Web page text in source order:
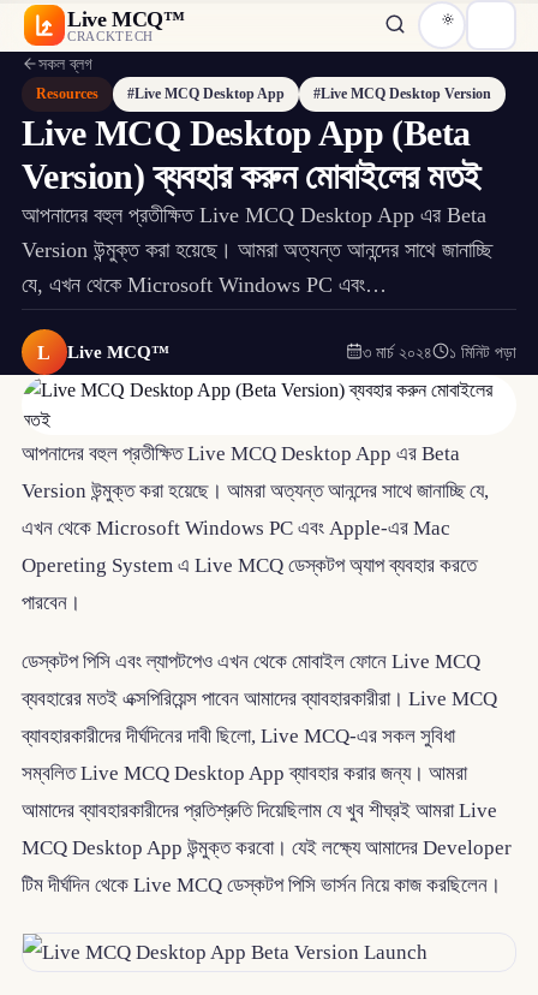
Live MCQ™
CRACKTECH
সকল ব্লগ
Resources #Live MCQ Desktop App #Live MCQ Desktop Version
Live MCQ Desktop App (Beta
Version) ব্যবহার করুন মোবাইলের মতই
আপনাদের বহুল প্রতীক্ষিত Live MCQ Desktop App এর Beta
Version উন্মুক্ত করা হয়েছে। আমরা অত্যন্ত আনন্দের সাথে জানাচ্ছি
যে, এখন থেকে Microsoft Windows PC এবং…
L Live MCQ™ ৩ মার্চ ২০২৪ ১ মিনিট পড়া
আপনাদের বহুল প্রতীক্ষিত Live MCQ Desktop App এর Beta
Version উন্মুক্ত করা হয়েছে। আমরা অত্যন্ত আনন্দের সাথে জানাচ্ছি যে,
এখন থেকে Microsoft Windows PC এবং Apple-এর Mac
Opereting System এ Live MCQ ডেস্কটপ অ্যাপ ব্যবহার করতে
পারবেন।
ডেস্কটপ পিসি এবং ল্যাপটপেও এখন থেকে মোবাইল ফোনে Live MCQ
ব্যবহারের মতই এক্সপিরিয়েন্স পাবেন আমাদের ব্যাবহারকারীরা। Live MCQ
ব্যাবহারকারীদের দীর্ঘদিনের দাবী ছিলো, Live MCQ-এর সকল সুবিধা
সম্বলিত Live MCQ Desktop App ব্যাবহার করার জন্য। আমরা
আমাদের ব্যাবহারকারীদের প্রতিশ্রুতি দিয়েছিলাম যে খুব শীঘ্রই আমরা Live
MCQ Desktop App উন্মুক্ত করবো। যেই লক্ষ্যে আমাদের Developer
টিম দীর্ঘদিন থেকে Live MCQ ডেস্কটপ পিসি ভার্সন নিয়ে কাজ করছিলেন।